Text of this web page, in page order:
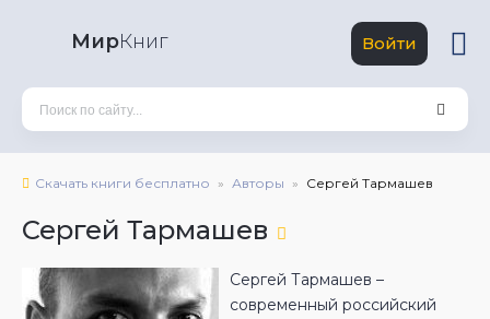
МирКниг Войти
Скачать книги бесплатно Авторы Сергей Тармашев
Сергей Тармашев
Сергей Тармашев –
современный российский